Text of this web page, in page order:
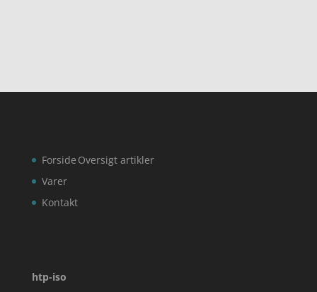
Forside
Varer
Kontakt
Oversigt artikler
htp-iso